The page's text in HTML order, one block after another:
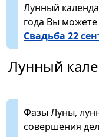
Лунный
года Вы
Свадьба 22
Лунный
Фазы Луны,
совершения